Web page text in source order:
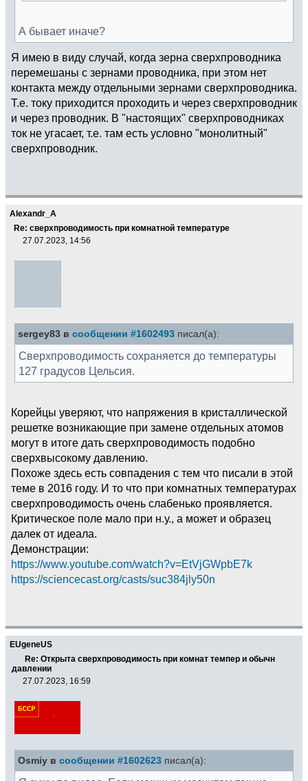
А бывает иначе?
Я имею в виду случай, когда зерна сверхпроводника
перемешаны с зернами проводника, при этом нет
контакта между отдельными зернами сверхпроводника.
Т.е. току приходится проходить и через сверхпроводник
и через проводник. В "настоящих" сверхпроводниках
ток не угасает, т.е. там есть условно "монолитный"
сверхпроводник.
Alexandr_A
Re: сверхпроводимость при комнатной температуре
27.07.2023, 14:56
sergey83 в сообщении #1602493 писал(а):
Сверхпроводимость сохраняется до температуры
127 градусов Цельсия.
Корейцы уверяют, что напряжения в кристаллической
решетке возникающие при замене отдельных атомов
могут в итоге дать сверхпроводимость подобно
сверхвысокому давлению.
Похоже здесь есть совпадения с тем что писали в этой
теме в 2016 году. И то что при комнатных температурах
сверхпроводимость очень слабенько проявляется.
Критическое поле мало при н.у., а может и образец
далек от идеала.
Демонстрации:
https://www.youtube.com/watch?v=EtVjGWpbE7k
https://sciencecast.org/casts/suc384jly50n
EUgeneUS
Re: Открыта сверхпроводимость при комнат темпер и обычн
давлении
27.07.2023, 16:59
Osmiy в сообщении #1602623 писал(а):